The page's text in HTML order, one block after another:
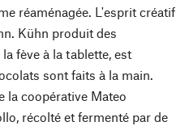
réaménagée. L'esprit créatif
Kühn produit des
fève à la tablette, est
sont faits à la main.
la coopérative Mateo
récolté et fermenté par de